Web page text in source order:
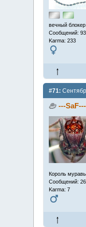
вечный блокер
Сообщений:
Karma: 233
#71:
---SaF---
Король
Сообщений:
Karma: 7